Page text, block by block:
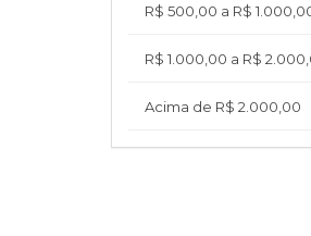
R$ 500,00 a R$
R$ 1.000,00 a R$
Acima de R$ 2.000,00